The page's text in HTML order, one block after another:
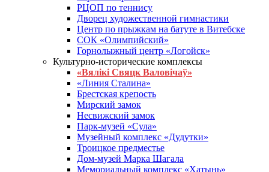
РЦОП по теннису
Дворец художественной гимнастики
Центр по прыжкам на батуте в Витебске
СОК «Олимпийский»
Горнолыжный центр «Логойск»
Культурно-исторические комплексы
«Вялікі Свяцк Валовічаў»
«Линия Сталина»
Брестская крепость
Мирский замок
Несвижский замок
Парк-музей «Сула»
Музейный комплекс «Дудутки»
Троицкое предместье
Дом-музей Марка Шагала
Мемориальный комплекс «Хатынь»